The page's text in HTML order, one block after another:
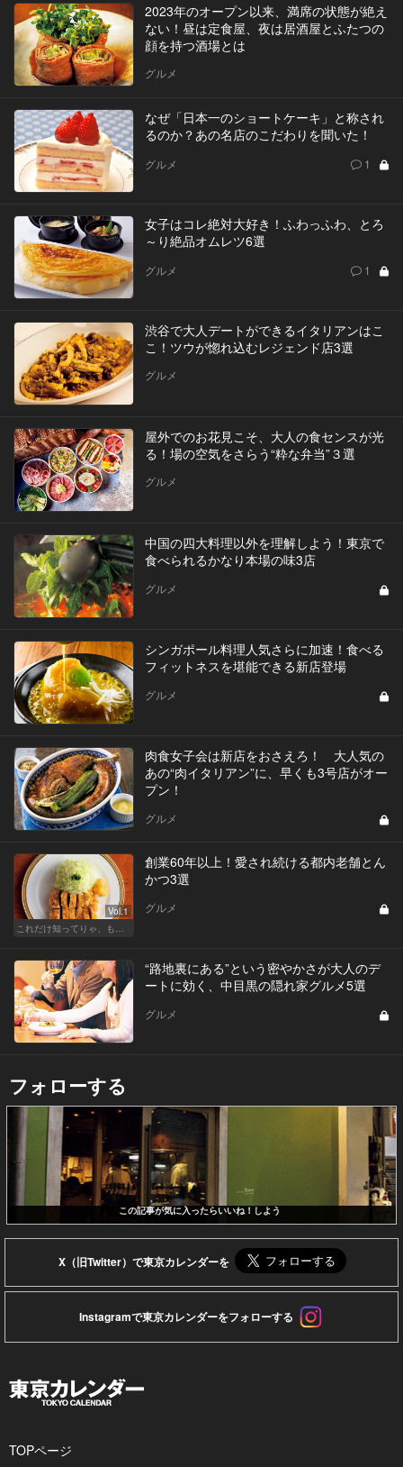
2023年のオープン以来、満席の状態が絶え
ない！昼は定食屋、夜は居酒屋とふたつの
顔を持つ酒場とは
グルメ
なぜ「日本一のショートケーキ」と称され
るのか？あの名店のこだわりを聞いた！
グルメ 1
女子はコレ絶対大好き！ふわっふわ、とろ
～り絶品オムレツ6選
グルメ 1
渋谷で大人デートができるイタリアンはこ
こ！ツウが惚れ込むレジェンド店3選
グルメ
屋外でのお花見こそ、大人の食センスが光
る！場の空気をさらう“粋な弁当”３選
グルメ
中国の四大料理以外を理解しよう！東京で
食べられるかなり本場の味3店
グルメ
シンガポール料理人気さらに加速！食べる
フィットネスを堪能できる新店登場
グルメ
肉食女子会は新店をおさえろ！ 大人気の
あの“肉イタリアン”に、早くも3号店がオー
プン！
グルメ
Vol.1
創業60年以上！愛され続ける都内老舗とん
かつ3選
グルメ
“路地裏にある”という密やかさが大人のデ
ートに効く、中目黒の隠れ家グルメ5選
グルメ
フォローする
この記事が気に入ったらいいね！しよう
X（旧Twitter）で東京カレンダーを
Instagramで東京カレンダーをフォローする
TOPページ